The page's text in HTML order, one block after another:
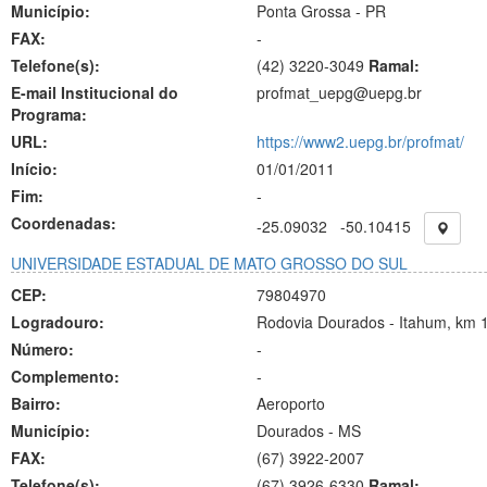
Município:
Ponta Grossa - PR
FAX:
-
Telefone(s):
(42) 3220-3049 Ramal:
E-mail Institucional do
Programa:
profmat_uepg@uepg.br
URL:
https://www2.uepg.br/profmat/
Início:
01/01/2011
Fim:
-
Coordenadas:
-25.09032
-50.10415
UNIVERSIDADE ESTADUAL DE MATO GROSSO DO SUL
CEP:
79804970
Logradouro:
Rodovia Dourados - Itahum, km
Número:
-
Complemento:
-
Bairro:
Aeroporto
Município:
Dourados - MS
FAX:
(67) 3922-2007